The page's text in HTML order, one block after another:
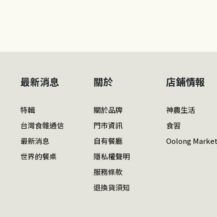
最新消息
特輯
台灣食雜通信
最新消息
世界的餐桌
關於
關於品牌
門市資訊
自有餐廳
隱私權聲明
服務條款
退換貨須知
店鋪情報
神農生活
食習
Oolong Market